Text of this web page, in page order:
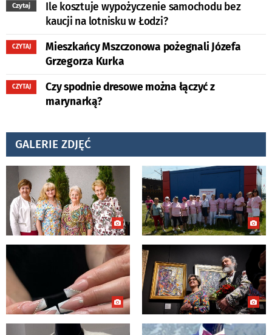
Czytaj
Ile kosztuje wypożyczenie samochodu bez
kaucji na lotnisku w Łodzi?
CZYTAJ
Mieszkańcy Mszczonowa pożegnali Józefa
Grzegorza Kurka
CZYTAJ
Czy spodnie dresowe można łączyć z
marynarką?
GALERIE ZDJĘĆ